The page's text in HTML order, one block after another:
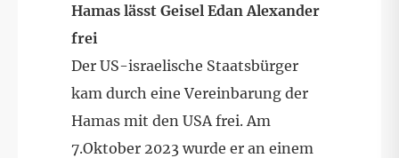
Hamas lässt Geisel Edan Alexander
frei
Der US-israelische Staatsbürger
kam durch eine Vereinbarung der
Hamas mit den USA frei. Am
7.Oktober 2023 wurde er an einem